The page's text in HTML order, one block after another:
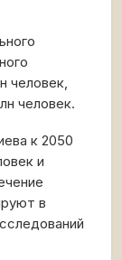
человек,
человек.
к 2050
и
в